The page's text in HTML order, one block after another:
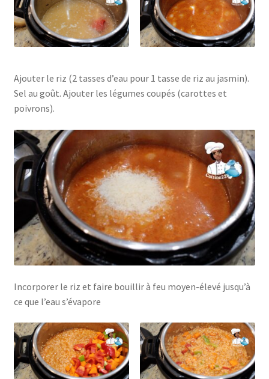
Ajouter le riz (2 tasses d’eau pour 1 tasse de riz au jasmin).
Sel au goût. Ajouter les légumes coupés (carottes et
poivrons).
Incorporer le riz et faire bouillir à feu moyen-élevé jusqu’à
ce que l’eau s’évapore